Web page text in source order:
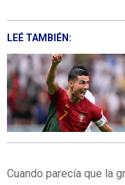
LEÉ TAMBIÉN:
Cuando parecía que la